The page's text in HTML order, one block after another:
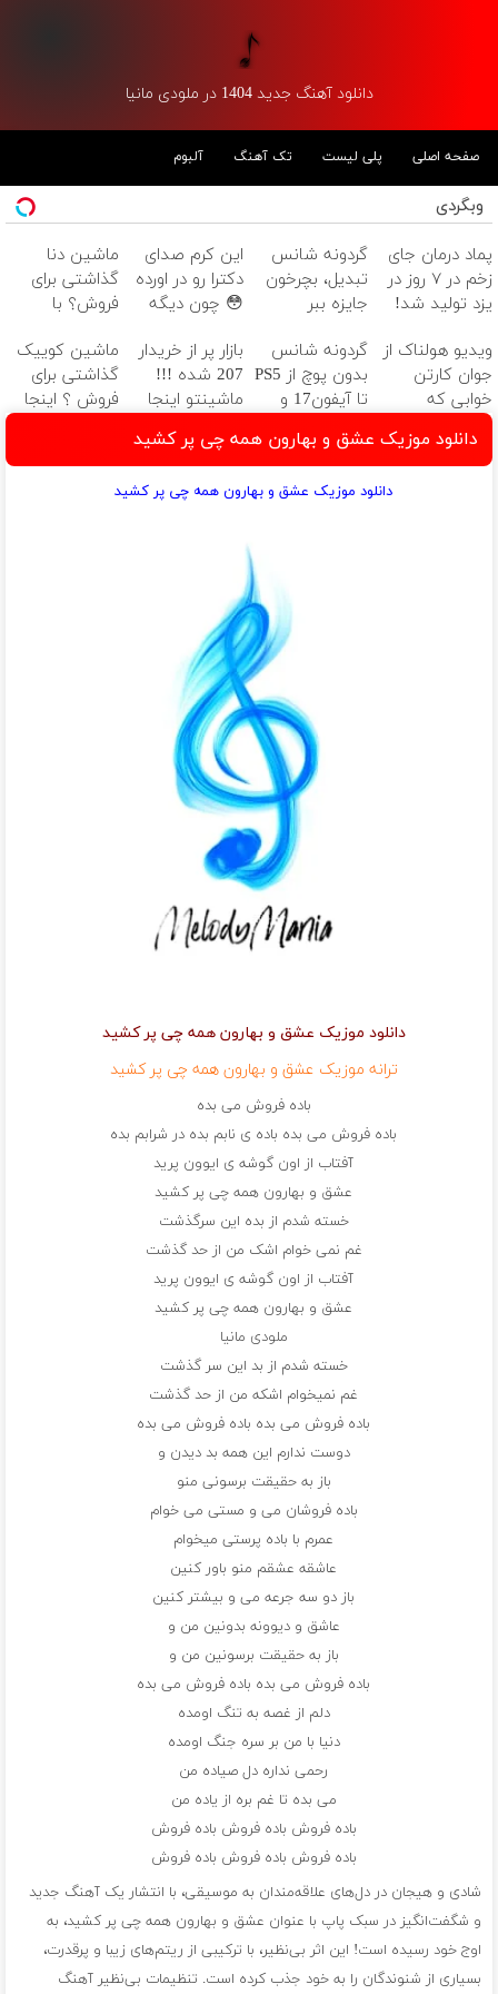
دانلود آهنگ جدید 1404 در ملودی مانیا
صفحه اصلی پلی لیست تک آهنگ آلبوم
وبگردی
پماد درمان جای
زخم در ۷ روز در
یزد تولید شد!
گردونه شانس
تبدیل، بچرخون
جایزه ببر
این کرم صدای
دکترا رو در اورده
😳 چون دیگه
بوتاکس کنی!!!
ماشین دنا
گذاشتی برای
فروش؟ با
بفروش
ویدیو هولناک از
جوان کارتن
خوابی که
میلیاردر شد.
آموزش رایگان
گردونه شانس
بدون پوچ از PS5
تا آیفون17 و
بازار پر از خریدار
207 شده !!!
ماشینتو اینجا
ماشین کوییک
گذاشتی برای
فروش ؟ اینجا
دانلود موزیک عشق و بهارون همه چی پر کشید
دانلود موزیک عشق و بهارون همه چی پر کشید
دانلود موزیک عشق و بهارون همه چی پر کشید
ترانه موزیک عشق و بهارون همه چی پر کشید
باده فروش می بده
باده فروش می بده باده ی نابم بده در شرابم بده
آفتاب از اون گوشه ی ایوون پرید
عشق و بهارون همه چی پر کشید
خسته شدم از بده این سرگذشت
غم نمی خوام اشک من از حد گذشت
آفتاب از اون گوشه ی ایوون پرید
عشق و بهارون همه چی پر کشید
ملودی مانیا
خسته شدم از بد این سر گذشت
غم نمیخوام اشکه من از حد گذشت
باده فروش می بده باده فروش می بده
دوست ندارم این همه بد دیدن و
باز به حقیقت برسونی منو
باده فروشان می و مستی می خوام
عمرم با باده پرستی میخوام
عاشقه عشقم منو باور کنین
باز دو سه جرعه می و بیشتر کنین
عاشق و دیوونه بدونین من و
باز به حقیقت برسونین من و
باده فروش می بده باده فروش می بده
دلم از غصه به تنگ اومده
دنیا با من بر سره جنگ اومده
رحمی نداره دل صیاده من
می بده تا غم بره از یاده من
باده فروش باده فروش باده فروش
باده فروش باده فروش باده فروش
شادی و هیجان در دل‌های علاقه‌مندان به موسیقی، با انتشار یک آهنگ جدید
و شگفت‌انگیز در سبک پاپ با عنوان عشق و بهارون همه چی پر کشید، به
اوج خود رسیده است! این اثر بی‌نظیر، با ترکیبی از ریتم‌های زیبا و پرقدرت،
بسیاری از شنوندگان را به خود جذب کرده است. تنظیمات بی‌نظیر آهنگ